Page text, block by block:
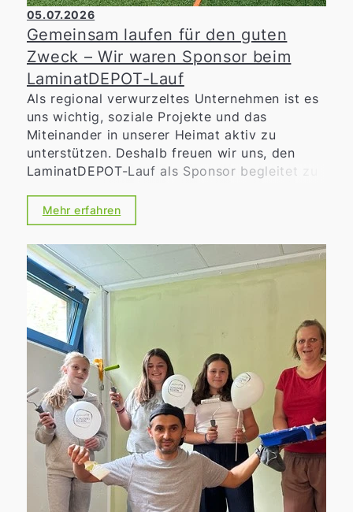
05.07.2026
Gemeinsam laufen für den guten
Zweck – Wir waren Sponsor beim
LaminatDEPOT-Lauf
Als regional verwurzeltes Unternehmen ist es
uns wichtig, soziale Projekte und das
Miteinander in unserer Heimat aktiv zu
unterstützen. Deshalb freuen wir uns, den
LaminatDEPOT-Lauf als Sponsor begleitet zu
sportliche Herausforderung mit sozialem
Engagement. Ob beim 10-Kilometer-
Hauptlauf, dem Volkslauf, den Walking-
Strecken oder den Bambini- und
Schülerläufen – jeder gelaufene Kilometer
stand im Zeichen des guten Zwecks.
Sämtliche Einnahmen aus den Startgeldern
sowie zusätzliche Sponsorengelder kommen
vollständig regionalen sozialen Einrichtungen
zugute und unterstützen Menschen, die auf
Hilfe angewiesen sind. Die
abwechslungsreiche Strecke führte die
Teilnehmer durch das Bergische Land und
vorbei an einigen der schönsten Orte der
Region – von der BLF Arena über die
Eulenbachbrücke und den Abtskücher Teich
bis hin zum legendären Kotzberg, der den
Mehr erfahren